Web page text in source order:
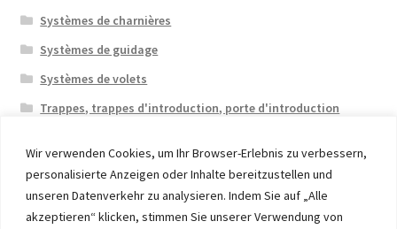
Wir verwenden Cookies, um Ihr Browser-Erlebnis zu verbessern,
personalisierte Anzeigen oder Inhalte bereitzustellen und
unseren Datenverkehr zu analysieren. Indem Sie auf „Alle
akzeptieren“ klicken, stimmen Sie unserer Verwendung von
Systèmes de charnières
Systèmes de guidage
Systèmes de volets
Trappes, trappes d'introduction, porte d'introduction